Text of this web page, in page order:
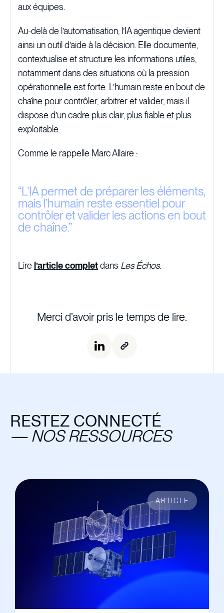
aux équipes.
Au-delà de l’automatisation, l’IA agentique devient
ainsi un outil d’aide à la décision. Elle documente,
contextualise et structure les informations utiles,
notamment dans des situations où la pression
opérationnelle est forte. L’humain reste en bout de
chaîne pour contrôler, arbitrer et valider, mais il
dispose d’un cadre plus clair, plus fiable et plus
exploitable.
Comme le rappelle Marc Allaire :
“L’IA permet de préparer les éléments,
mais l’humain reste essentiel pour
contrôler et valider les actions en bout
de chaîne.”
Lire l’article completdans Les Échos.
Merci d’avoir pris le temps de lire.
RESTEZ CONNECTÉ
— NOS RESSOURCES
ARTICLE